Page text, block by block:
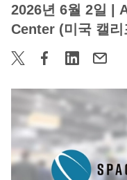
2026년 6월 2일
|
Center (미국 캘